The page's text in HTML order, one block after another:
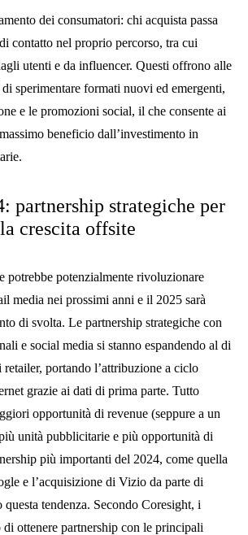
dei consumatori: chi acquista passa
contatto nel proprio percorso, tra cui
utenti e da influencer. Questi offrono alle
sperimentare formati nuovi ed emergenti,
e le promozioni social, il che consente ai
beneficio dall’investimento in
partnership strategiche per
crescita offsite
potrebbe potenzialmente rivoluzionare
media nei prossimi anni e il 2025 sarà
di svolta. Le partnership strategiche con
e social media si stanno espandendo al di
portando l’attribuzione a ciclo
grazie ai dati di prima parte. Tutto
opportunità di revenue (seppure a un
unità pubblicitarie e più opportunità di
più importanti del 2024, come quella
e l’acquisizione di Vizio da parte di
tendenza. Secondo Coresight, i
di ottenere partnership con le principali